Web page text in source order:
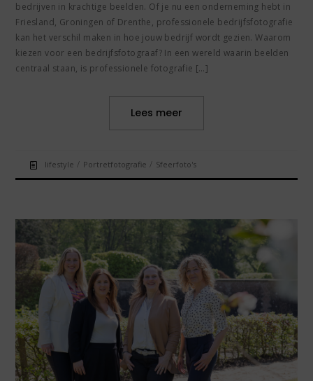
bedrijven in krachtige beelden. Of je nu een onderneming hebt in
Friesland, Groningen of Drenthe, professionele bedrijfsfotografie
kan het verschil maken in hoe jouw bedrijf wordt gezien. Waarom
kiezen voor een bedrijfsfotograaf? In een wereld waarin beelden
centraal staan, is professionele fotografie […]
Lees meer
lifestyle / Portretfotografie / Sfeerfoto's